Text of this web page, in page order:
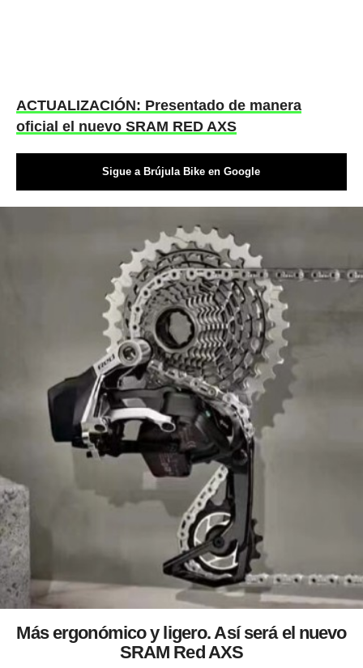
ACTUALIZACIÓN: Presentado de manera
oficial el nuevo SRAM RED AXS
Sigue a Brújula Bike en Google
Más ergonómico y ligero. Así será el nuevo
SRAM Red AXS